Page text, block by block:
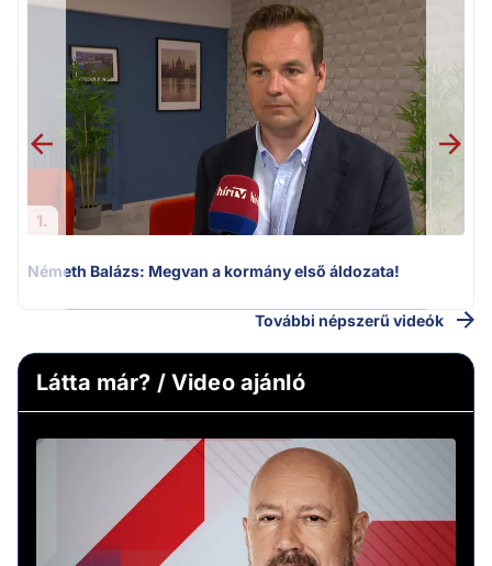
1.
Németh Balázs: Megvan a kormány első áldozata!
További népszerű videók
Látta már? / Video ajánló